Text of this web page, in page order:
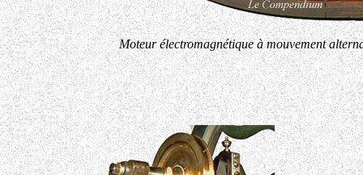
Moteur électromagnétique à mouvement